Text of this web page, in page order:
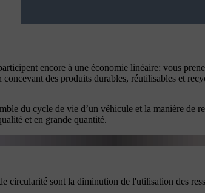
encore à une économie linéaire: vous
des produits durables, réutilisables et
du cycle de vie d’un véhicule et la manière
et en grande quantité.
circularité sont la diminution de l'utilisation des